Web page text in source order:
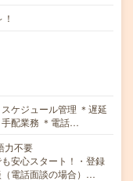
ケジュール管理 ＊遅延
配業務 ＊電話…
力不要
安心スタート！・登録
電話面談の場合）…